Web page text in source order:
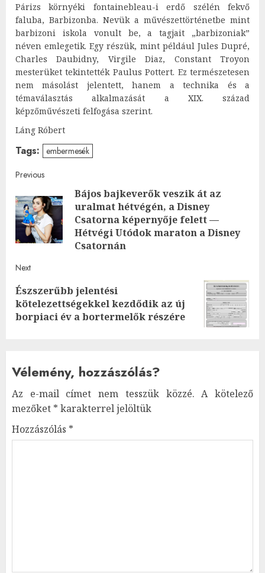
Párizs környéki fontainebleau-i erdő szélén fekvő
faluba, Barbizonba. Nevük a művészettörténetbe mint
barbizoni iskola vonult be, a tagjait „barbizoniak”
néven emlegetik. Egy részük, mint például Jules Dupré,
Charles Daubidny, Virgile Diaz, Constant Troyon
mesterüket tekintették Paulus Pottert. Ez természetesen
nem másolást jelentett, hanem a technika és a
témaválasztás alkalmazását a XIX. század
képzőművészeti felfogása szerint.
Láng Róbert
Tags: embermesék
Post
navigation
Previous
Bájos bajkeverők veszik át az
uralmat hétvégén, a Disney
Csatorna képernyője felett —
Hétvégi Utódok maraton a Disney
Csatornán
Next
Next
post:
Észszerűbb jelentési
kötelezettségekkel kezdődik az új
borpiaci év a bortermelők részére
Vélemény, hozzászólás?
Az e-mail címet nem tesszük közzé. A kötelező
mezőket * karakterrel jelöltük
Hozzászólás *